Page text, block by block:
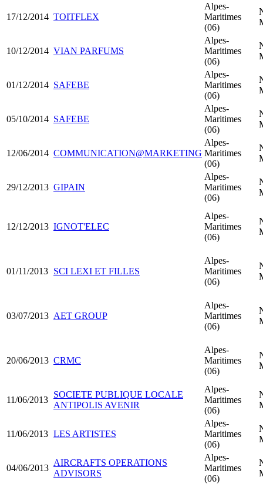
17/12/2014 TOITFLEX
Alpes-
Maritimes
(06)
10/12/2014 VIAN PARFUMS
Alpes-
Maritimes
(06)
01/12/2014 SAFEBE
Alpes-
Maritimes
(06)
05/10/2014 SAFEBE
Alpes-
Maritimes
(06)
12/06/2014 COMMUNICATION@MARKETING
Alpes-
Maritimes
(06)
29/12/2013 GIPAIN
Alpes-
Maritimes
(06)
12/12/2013 IGNOT'ELEC
Alpes-
Maritimes
(06)
01/11/2013 SCI LEXI ET FILLES
Alpes-
Maritimes
(06)
03/07/2013 AET GROUP
Alpes-
Maritimes
(06)
20/06/2013 CRMC
Alpes-
Maritimes
(06)
11/06/2013
SOCIETE PUBLIQUE LOCALE
ANTIPOLIS AVENIR
Alpes-
Maritimes
(06)
11/06/2013 LES ARTISTES
Alpes-
Maritimes
(06)
04/06/2013
AIRCRAFTS OPERATIONS
ADVISORS
Alpes-
Maritimes
(06)